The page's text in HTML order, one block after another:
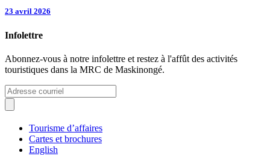
23 avril 2026
Infolettre
Abonnez-vous à notre infolettre et restez à l'affût des activités
touristiques dans la MRC de Maskinongé.
Tourisme d’affaires
Cartes et brochures
English